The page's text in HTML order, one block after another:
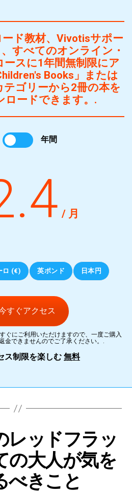
ド教材、Vivotisサポー
すべてのオンライン・
ースに1年間無制限にア
Books」または
テゴリーから2冊の本を
ロードできます。.
年間
/ 月
ロ (€) 英ポンド 日本円
すぐアクセス
ぐにご利用いただけますので、一度ご購入
金できませんのでご了承ください。.
ス制限を楽しむ 無料
レッドフラッ
の大人が気を
べきこと